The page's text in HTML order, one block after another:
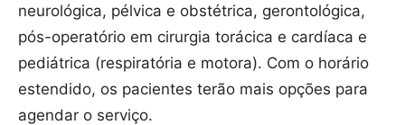
neurológica, pélvica e obstétrica, gerontológica,
pós-operatório em cirurgia torácica e cardíaca e
pediátrica (respiratória e motora). Com o horário
estendido, os pacientes terão mais opções para
agendar o serviço.